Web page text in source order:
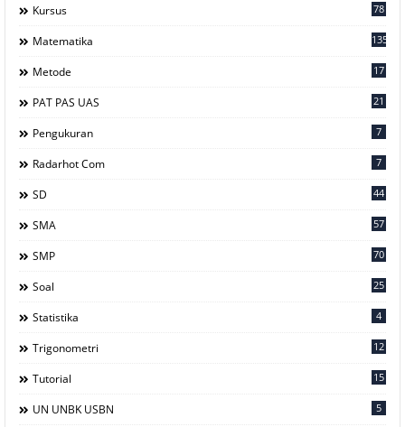
Kursus 78
Matematika 135
Metode 17
PAT PAS UAS 21
Pengukuran 7
Radarhot Com 7
SD 44
SMA 57
SMP 70
Soal 25
Statistika 4
Trigonometri 12
Tutorial 15
UN UNBK USBN 5